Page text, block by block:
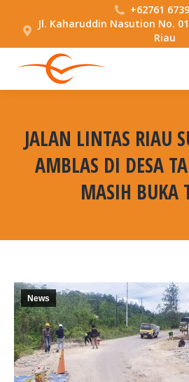
+62761
Jl. Kaharuddin Nasution No.
Riau
JALAN LINTAS RIAU
AMBLAS DI DESA
MASIH BUKA
News